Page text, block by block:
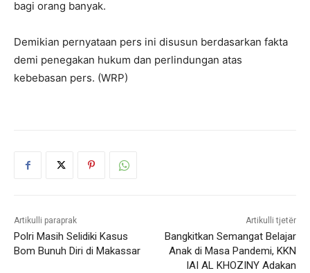
bagi orang banyak.
Demikian pernyataan pers ini disusun berdasarkan fakta
demi penegakan hukum dan perlindungan atas
kebebasan pers. (WRP)
Artikulli paraprak
Polri Masih Selidiki Kasus
Bom Bunuh Diri di Makassar
Artikulli tjetër
Bangkitkan Semangat Belajar
Anak di Masa Pandemi, KKN
IAI AL KHOZINY Adakan